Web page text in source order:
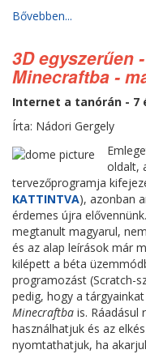
Bővebben...
3D egyszerűen
Minecraftba -
Internet a tanórán - 7
Írta: Nádori Gergely
oldalt,
tervezőprogramja
KATTINTVA), azonban
érdemes újra
megtanult magyarul,
és az alap leírások már
kilépett a béta
programozást (Scratch-
pedig, hogy a
Minecraftba is. Ráadásul
használhatjuk és az
nyomtathatjuk, ha